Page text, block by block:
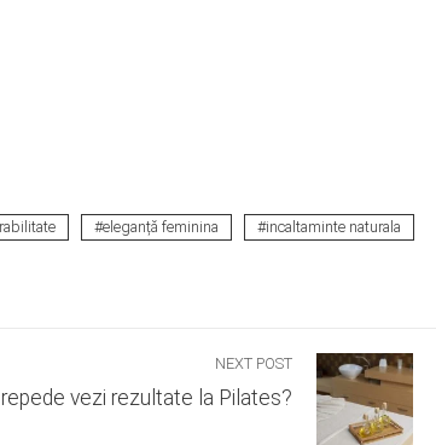
eleganță feminina
incaltaminte naturala
NEXT POST
vezi rezultate la Pilates?